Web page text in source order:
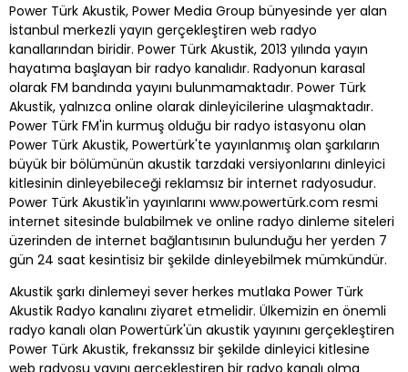
Power Türk Akustik, Power Media Group bünyesinde yer alan
İstanbul merkezli yayın gerçekleştiren web radyo
kanallarından biridir. Power Türk Akustik, 2013 yılında yayın
hayatıma başlayan bir radyo kanalıdır. Radyonun karasal
olarak FM bandında yayını bulunmamaktadır. Power Türk
Akustik, yalnızca online olarak dinleyicilerine ulaşmaktadır.
Power Türk FM'in kurmuş olduğu bir radyo istasyonu olan
Power Türk Akustik, Powertürk'te yayınlanmış olan şarkıların
büyük bir bölümünün akustik tarzdaki versiyonlarını dinleyici
kitlesinin dinleyebileceği reklamsız bir internet radyosudur.
Power Türk Akustik'in yayınlarını www.powertürk.com resmi
internet sitesinde bulabilmek ve online radyo dinleme siteleri
üzerinden de internet bağlantısının bulunduğu her yerden 7
gün 24 saat kesintisiz bir şekilde dinleyebilmek mümkündür.
Akustik şarkı dinlemeyi sever herkes mutlaka Power Türk
Akustik Radyo kanalını ziyaret etmelidir. Ülkemizin en önemli
radyo kanalı olan Powertürk'ün akustik yayınını gerçekleştiren
Power Türk Akustik, frekanssız bir şekilde dinleyici kitlesine
web radyosu yayını gerçekleştiren bir radyo kanalı olma